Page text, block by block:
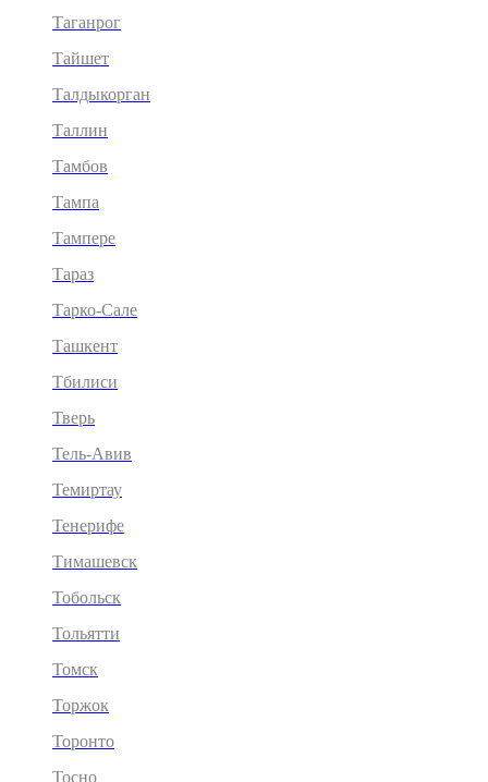
Таганрог
Тайшет
Талдыкорган
Таллин
Тамбов
Тампа
Тампере
Тараз
Тарко-Сале
Ташкент
Тбилиси
Тверь
Тель-Авив
Темиртау
Тенерифе
Тимашевск
Тобольск
Тольятти
Томск
Торжок
Торонто
Тосно